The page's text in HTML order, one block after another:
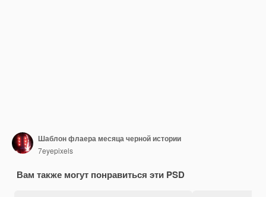
Шаблон флаера месяца черной истории
7eyepixels
Вам также могут понравиться эти PSD